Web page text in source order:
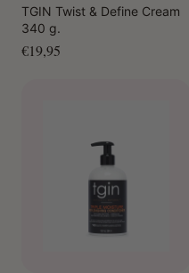
TGIN Twist & Define Cream
340 g.
€19,95